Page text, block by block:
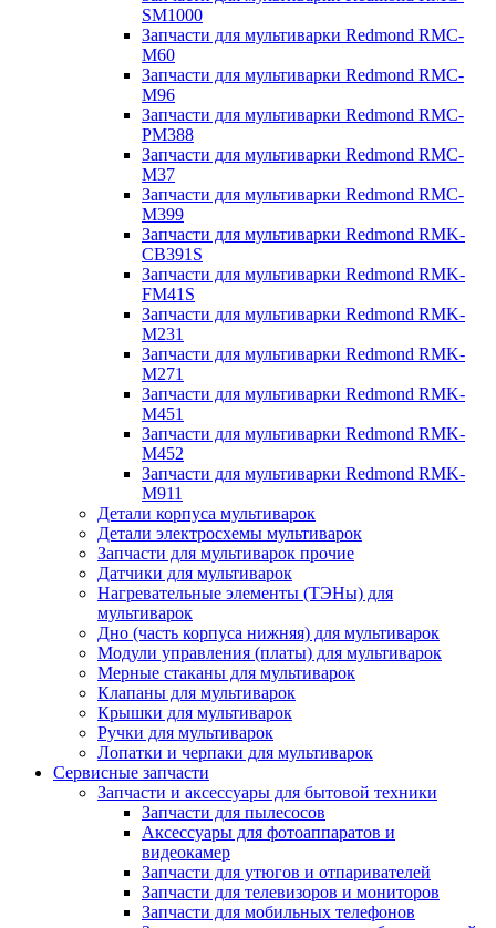
SM1000
Запчасти для мультиварки Redmond RMC-
M60
Запчасти для мультиварки Redmond RMC-
M96
Запчасти для мультиварки Redmond RMC-
PM388
Запчасти для мультиварки Redmond RMC-
M37
Запчасти для мультиварки Redmond RMC-
M399
Запчасти для мультиварки Redmond RMK-
CB391S
Запчасти для мультиварки Redmond RMK-
FM41S
Запчасти для мультиварки Redmond RMK-
M231
Запчасти для мультиварки Redmond RMK-
M271
Запчасти для мультиварки Redmond RMK-
M451
Запчасти для мультиварки Redmond RMK-
M452
Запчасти для мультиварки Redmond RMK-
M911
Детали корпуса мультиварок
Детали электросхемы мультиварок
Запчасти для мультиварок прочие
Датчики для мультиварок
Нагревательные элементы (ТЭНы) для
мультиварок
Дно (часть корпуса нижняя) для мультиварок
Модули управления (платы) для мультиварок
Мерные стаканы для мультиварок
Клапаны для мультиварок
Крышки для мультиварок
Ручки для мультиварок
Лопатки и черпаки для мультиварок
Сервисные запчасти
Запчасти и аксессуары для бытовой техники
Запчасти для пылесосов
Аксессуары для фотоаппаратов и
видеокамер
Запчасти для утюгов и отпаривателей
Запчасти для телевизоров и мониторов
Запчасти для мобильных телефонов